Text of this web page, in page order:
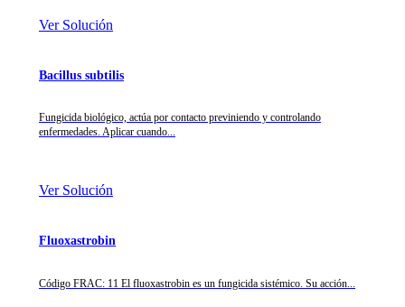
Ver Solución
Bacillus subtilis
Fungicida biológico, actúa por contacto previniendo y controlando
enfermedades. Aplicar cuando...
Ver Solución
Fluoxastrobin
Código FRAC: 11 El fluoxastrobin es un fungicida sistémico. Su acción...